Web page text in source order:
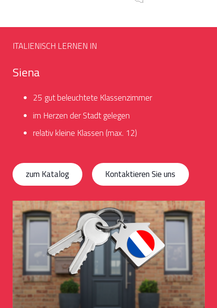
ITALIENISCH LERNEN IN
Siena
25 gut beleuchtete Klassenzimmer
im Herzen der Stadt gelegen
relativ kleine Klassen (max. 12)
zum Katalog Kontaktieren Sie uns